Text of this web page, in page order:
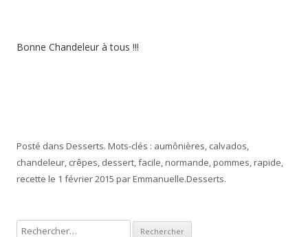
Bonne Chandeleur à tous !!!
Posté dans Desserts. Mots-clés : aumônières, calvados,
chandeleur, crêpes, dessert,facile,normande,pommes,rapide,
recette le 1 février 2015 parEmmanuelle.Desserts.